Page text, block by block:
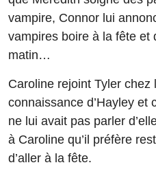
vampire, Connor lui
vampires boire à la fête et
matin…
Caroline rejoint Tyler chez
connaissance d’Hayley et
ne lui avait pas parler
à Caroline qu’il préfère
d’aller à la fête.